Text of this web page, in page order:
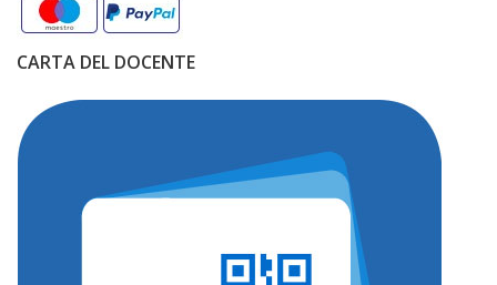
CARTA DEL DOCENTE